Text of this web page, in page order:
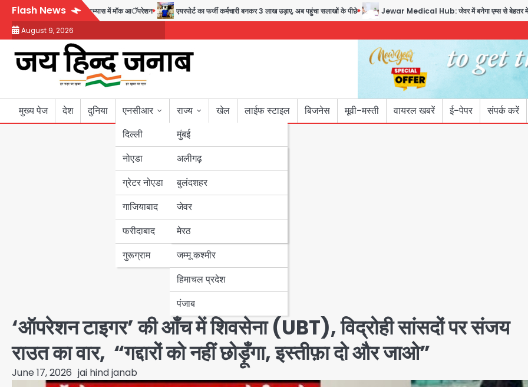
Skip
content
Flash News
सुदर्शन शक्ति-वी अभ्यास में मॉक आॅपरेशन एयरपोर्ट का फर्जी कर्मचारी बनकर 3 लाख उड़ाए, अब पहुंचा सलाखों के पीछे Jewar Medical Hub: जेवर में बनेगा एम्स से बेहतर मेडिकल हब,
August 9, 2026
मुख्य पेज देश दुनिया
एनसीआर
दिल्ली
नोएडा
ग्रेटर नोएडा
गाजियाबाद
फरीदाबाद
गुरूग्राम
राज्य
मुंबई
उत्तर प्रदेश
अलीगढ़
बुलंदशहर
जेवर
मेरठ
बिहार
पंजाब
हरियाणा
जम्मू कश्मीर
हिमाचल प्रदेश
पंजाब
खेल लाईफ स्टाइल बिजनेस मूवी-मस्ती वायरल खबरें ई-पेपर संपर्क करें
‘ऑपरेशन टाइगर’ की आँच में शिवसेना (UBT), विद्रोही सांसदों पर संजय
राउत का वार, “गद्दारों को नहीं छोड़ूँगा, इस्तीफ़ा दो और जाओ”
June 17, 2026 jai hind janab